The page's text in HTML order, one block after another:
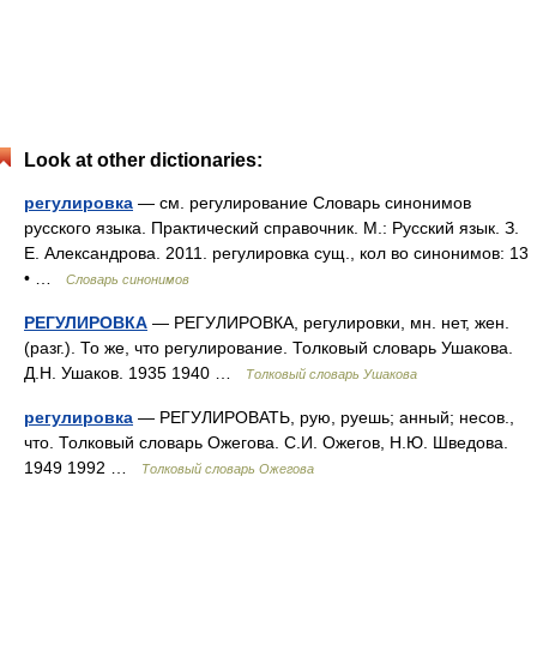
Look at other dictionaries:
регулировка — см. регулирование Словарь синонимов
русского языка. Практический справочник. М.: Русский язык. З.
Е. Александрова. 2011. регулировка сущ., кол во синонимов: 13
• …
Словарь синонимов
РЕГУЛИРОВКА — РЕГУЛИРОВКА, регулировки, мн. нет, жен.
(разг.). То же, что регулирование. Толковый словарь Ушакова.
Д.Н. Ушаков. 1935 1940 …
Толковый словарь Ушакова
регулировка — РЕГУЛИРОВАТЬ, рую, руешь; анный; несов.,
что. Толковый словарь Ожегова. С.И. Ожегов, Н.Ю. Шведова.
1949 1992 …
Толковый словарь Ожегова